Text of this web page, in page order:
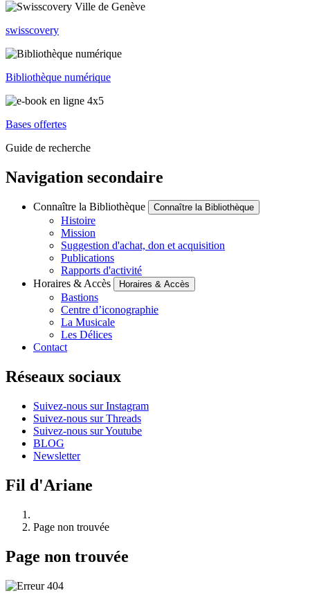
swisscovery
Bibliothèque numérique
Bases offertes
Guide de recherche
Navigation secondaire
Connaître la Bibliothèque Connaître la Bibliothèque
Histoire
Mission
Suggestion d'achat, don et acquisition
Publications
Rapports d'activité
Horaires & Accès
Horaires & Accès
Bastions
Centre d’iconographie
La Musicale
Les Délices
Contact
Réseaux sociaux
Suivez-nous sur Instagram
Suivez-nous sur Threads
Suivez-nous sur Youtube
BLOG
Newsletter
Fil d'Ariane
Page non trouvée
Page non trouvée